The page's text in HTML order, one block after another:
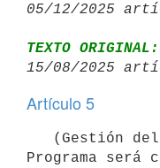
05/12/2025
TEXTO ORIGINAL:
15/08/2025
Artículo 5
Programa será